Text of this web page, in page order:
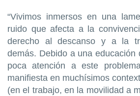
“Vivimos inmersos en una
ruido que afecta a la
derecho al descanso y a la
demás. Debido a una educación
poca atención a este
manifiesta en muchísimos
(en el trabajo, en la movilidad a